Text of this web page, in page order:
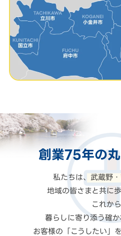
創業75年の
私たちは、武蔵野
地域の皆さまと共に
これから
暮らしに寄り添う確か
お客様の「こうしたい」